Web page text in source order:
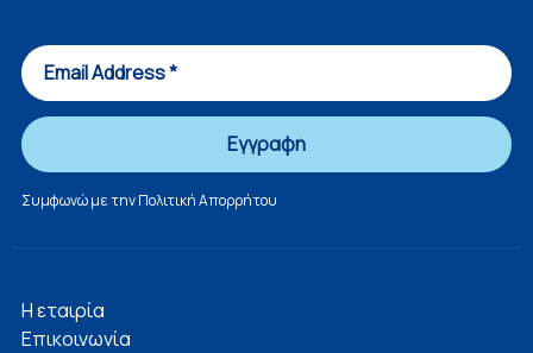
Συμφωνώ με τηνΠολιτική Απορρήτου
Η εταιρία
Επικοινωνία